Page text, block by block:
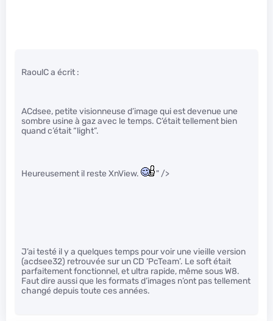
RaoulC a écrit :
ACdsee, petite visionneuse d’image qui est devenue une
sombre usine à gaz avec le temps. C’était tellement bien
quand c’était “light”.
Heureusement il reste XnView. " />
J’ai testé il y a quelques temps pour voir une vieille version
(acdsee32) retrouvée sur un CD ‘PcTeam’. Le soft était
parfaitement fonctionnel, et ultra rapide, même sous W8.
Faut dire aussi que les formats d’images n’ont pas tellement
changé depuis toute ces années.